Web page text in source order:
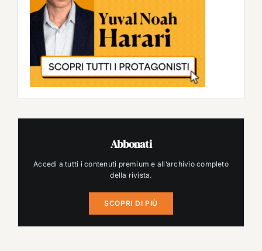
Abbonati
Accedi a tutti i contenuti premium e all’archivio completo
della rivista.
SCOPRI DI PIÙ